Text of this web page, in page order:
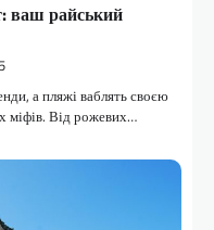
ваш райський
а пляжі ваблять своєю
міфів. Від рожевих…